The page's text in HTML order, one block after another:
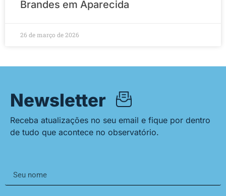
Brandes em Aparecida
26 de março de 2026
Newsletter
Receba atualizações no seu email e fique por dentro
de tudo que acontece no observatório.